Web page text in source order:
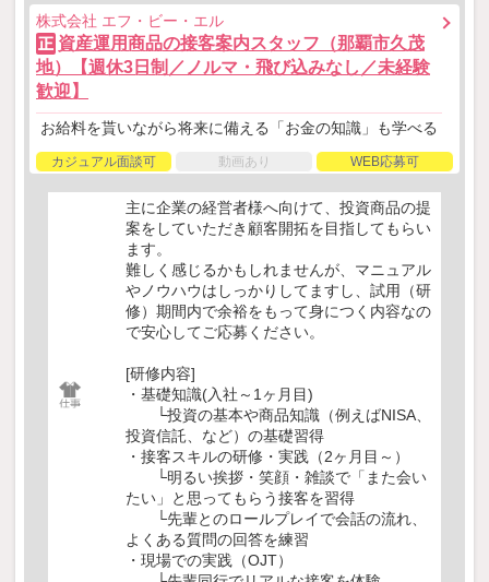
株式会社 エフ・ビー・エル
正 資産運用商品の接客案内スタッフ（那覇市久茂
地）【週休3日制／ノルマ・飛び込みなし／未経験
歓迎】
お給料を貰いながら将来に備える「お金の知識」も学べる
カジュアル面談可 動画あり WEB応募可
主に企業の経営者様へ向けて、投資商品の提
案をしていただき顧客開拓を目指してもらい
ます。
難しく感じるかもしれませんが、マニュアル
やノウハウはしっかりしてますし、試用（研
修）期間内で余裕をもって身につく内容なの
で安心してご応募ください。
[研修内容]
・基礎知識(入社～1ヶ月目)
└投資の基本や商品知識（例えばNISA、
投資信託、など）の基礎習得
・接客スキルの研修・実践（2ヶ月目～）
└明るい挨拶・笑顔・雑談で「また会い
たい」と思ってもらう接客を習得
└先輩とのロールプレイで会話の流れ、
よくある質問の回答を練習
・現場での実践（OJT）